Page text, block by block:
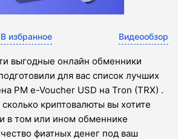
В избранное Видеообзор
выгодные онлайн обменники
для вас список лучших
PM e-Voucher USD на Tron (TRX) .
криптовалюты вы хотите
в том или ином обменнике
фиатных денег под ваш